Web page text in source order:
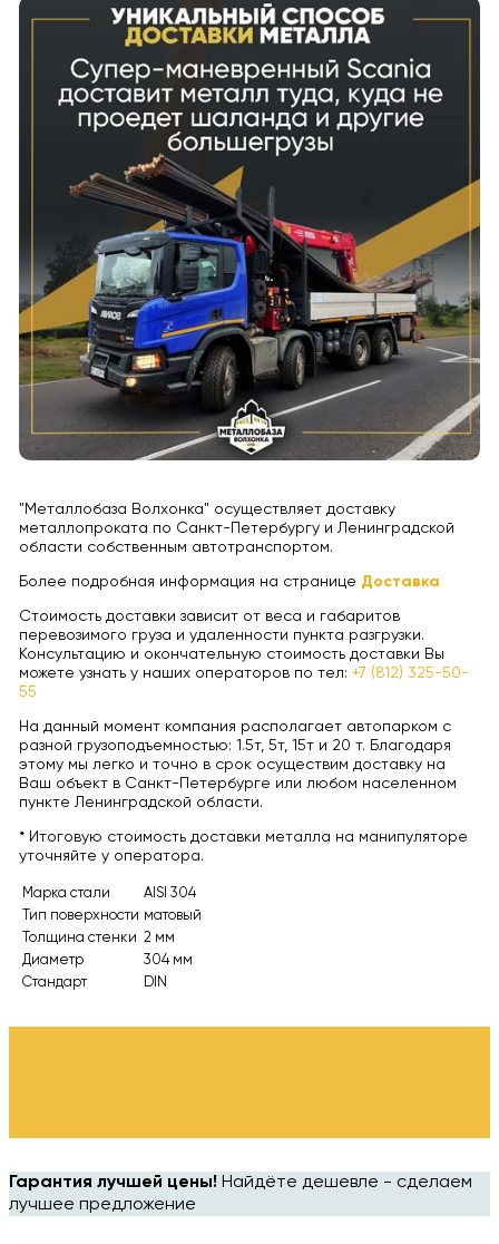
"Металлобаза Волхонка" осуществляет доставку
металлопроката по Санкт-Петербургу и Ленинградской
области собственным автотранспортом.
Более подробная информация на странице Доставка
Стоимость доставки зависит от веса и габаритов
перевозимого груза и удаленности пункта разгрузки.
Консультацию и окончательную стоимость доставки Вы
можете узнать у наших операторов по тел: +7 (812) 325-50-
55
На данный момент компания располагает автопарком с
разной грузоподъемностью: 1.5т, 5т, 15т и 20 т. Благодаря
этому мы легко и точно в срок осуществим доставку на
Ваш объект в Санкт-Петербурге или любом населенном
пункте Ленинградской области.
* Итоговую стоимость доставки металла на манипуляторе
уточняйте у оператора.
Марка стали
AISI 304
Тип поверхности матовый
Толщина стенки 2 мм
Диаметр
304 мм
Стандарт
DIN
Гарантия лучшей цены! Найдёте дешевле - сделаем
лучшее предложение